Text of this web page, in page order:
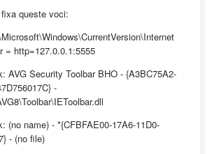
queste voci:
= http=127.0.0.1:5555
AVG Security Toolbar BHO - {A3BC75A2-
-
(no name) - *{CFBFAE00-17A6-11D0-
- (no file)